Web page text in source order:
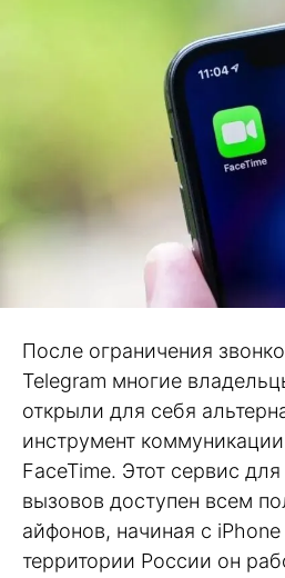
После ограничения
Telegram многие
открыли для себя
инструмент
FaceTime. Этот сервис
вызовов доступен всем
айфонов, начиная с
территории России он